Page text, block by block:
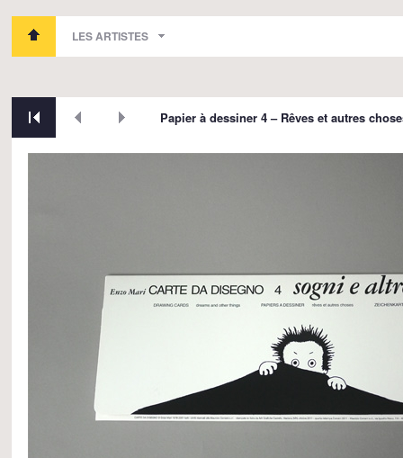
LES ARTISTES
Papier à dessiner 4 – Rêves et autres